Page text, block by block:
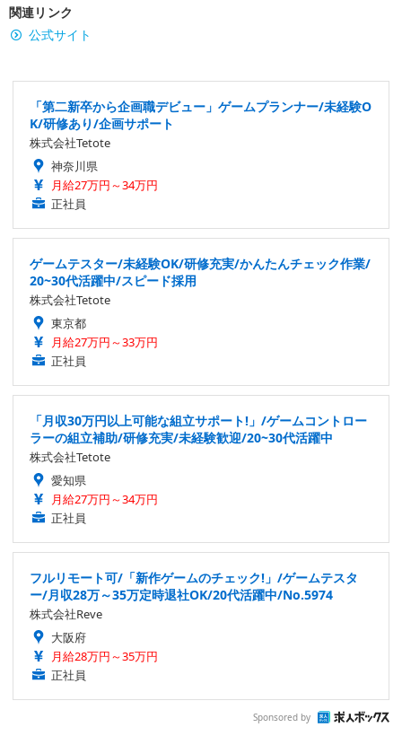
関連リンク
公式サイト
「第二新卒から企画職デビュー」ゲームプランナー/未経験O
K/研修あり/企画サポート
株式会社Tetote
神奈川県
月給27万円～34万円
正社員
ゲームテスター/未経験OK/研修充実/かんたんチェック作業/
20~30代活躍中/スピード採用
株式会社Tetote
東京都
月給27万円～33万円
正社員
「月収30万円以上可能な組立サポート!」/ゲームコントロー
ラーの組立補助/研修充実/未経験歓迎/20~30代活躍中
株式会社Tetote
愛知県
月給27万円～34万円
正社員
フルリモート可/「新作ゲームのチェック!」/ゲームテスタ
ー/月収28万～35万定時退社OK/20代活躍中/No.5974
株式会社Reve
大阪府
月給28万円～35万円
正社員
Sponsored by